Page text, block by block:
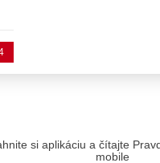
si aplikáciu a čítajte
mobile